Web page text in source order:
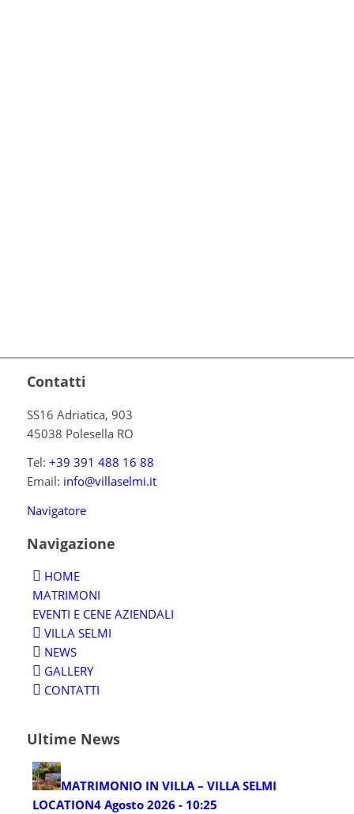
Contatti
SS16 Adriatica, 903
45038 Polesella RO
Tel: +39 391 488 16 88
Email: info@villaselmi.it
Navigatore
Navigazione
HOME
MATRIMONI
EVENTI E CENE AZIENDALI
VILLA SELMI
NEWS
GALLERY
CONTATTI
Ultime News
MATRIMONIO IN VILLA – VILLA SELMI
LOCATION4 Agosto 2026 - 10:25